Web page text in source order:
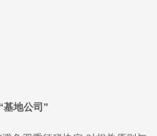
基地公司”